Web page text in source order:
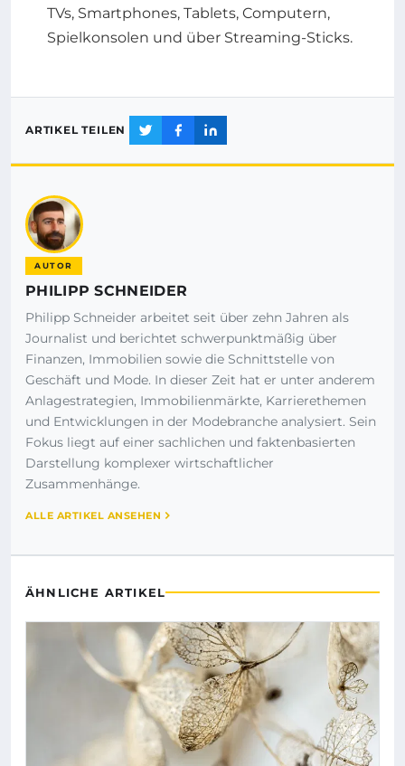
TVs, Smartphones, Tablets, Computern,
Spielkonsolen und über Streaming-Sticks.
ARTIKEL TEILEN
AUTOR
PHILIPP SCHNEIDER
Philipp Schneider arbeitet seit über zehn Jahren als
Journalist und berichtet schwerpunktmäßig über
Finanzen, Immobilien sowie die Schnittstelle von
Geschäft und Mode. In dieser Zeit hat er unter anderem
Anlagestrategien, Immobilienmärkte, Karrierethemen
und Entwicklungen in der Modebranche analysiert. Sein
Fokus liegt auf einer sachlichen und faktenbasierten
Darstellung komplexer wirtschaftlicher
Zusammenhänge.
ALLE ARTIKEL ANSEHEN
ÄHNLICHE ARTIKEL